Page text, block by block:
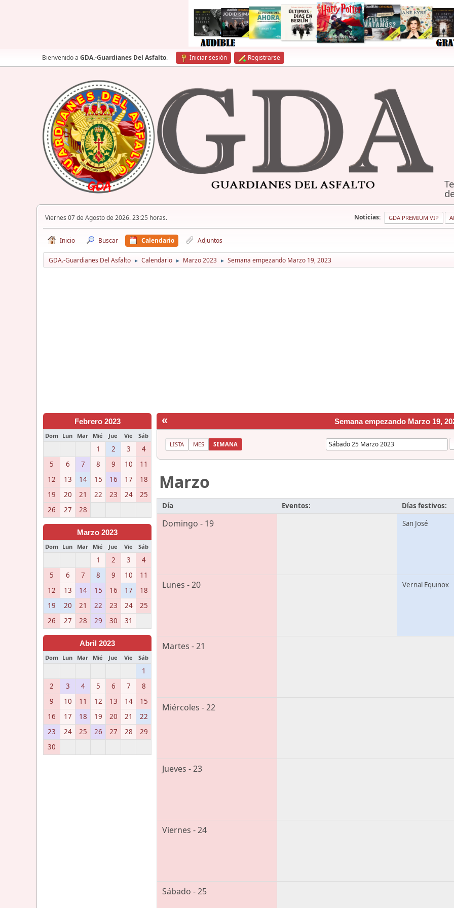
Bienvenido a GDA.-Guardianes Del Asfalto. Iniciar sesión Registrarse
Viernes 07 de Agosto de 2026. 23:25 horas. Noticias: GDA PREMIUM VIP
Inicio Buscar Calendario Adjuntos
GDA.-Guardianes Del Asfalto ► Calendario ► Marzo 2023 ► Semana empezando Marzo 19, 2023
Febrero 2023
Dom Lun Mar Mié Jue Vie Sáb
1 2 3
4
5
6 7 8 9 10
11
12
13 14 15 16 17
18
19
20 21 22 23 24
25
26
27 28
Marzo 2023
Dom Lun Mar Mié Jue Vie Sáb
1 2 3
4
5
6 7 8 9 10
11
12
13 14 15 16 17
18
19
20 21 22 23 24
25
26
27 28 29 30 31
Abril 2023
Dom Lun Mar Mié Jue Vie Sáb
1
2
3 4 5 6 7
8
9
10 11 12 13 14
15
16
17 18 19 20 21
22
23
24 25 26 27 28
29
30
« Semana empezando Marzo 19,
LISTA MES SEMANA
Marzo
Día Eventos: Días festivos:
Domingo - 19 San José
Lunes - 20 Vernal Equinox
Martes - 21
Miércoles - 22
Jueves - 23
Viernes - 24
Sábado - 25